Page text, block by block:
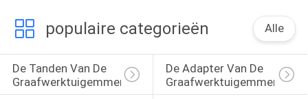
populaire categorieën Alle
De Tanden Van De
Graafwerktuigemmer
De Adapter Van De
Graafwerktuigemmer